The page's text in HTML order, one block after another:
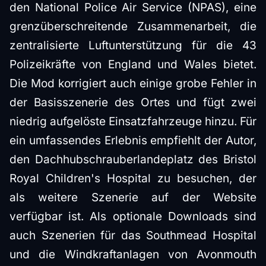
den National Police Air Service (NPAS), eine
grenzüberschreitende Zusammenarbeit, die
zentralisierte Luftunterstützung für die 43
Polizeikräfte von England und Wales bietet.
Die Mod korrigiert auch einige grobe Fehler in
der Basisszenerie des Ortes und fügt zwei
niedrig aufgelöste Einsatzfahrzeuge hinzu. Für
ein umfassendes Erlebnis empfiehlt der Autor,
den Dachhubschrauberlandeplatz des Bristol
Royal Children's Hospital zu besuchen, der
als weitere Szenerie auf der Website
verfügbar ist. Als optionale Downloads sind
auch Szenerien für das Southmead Hospital
und die Windkraftanlagen von Avonmouth